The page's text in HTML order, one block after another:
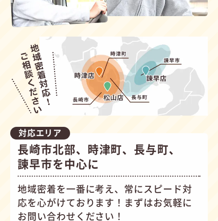
対応エリア
長崎市北部、時津町、長与町、
諫早市を中心に
地域密着を一番に考え、常にスピード対
応を心がけております！まずはお気軽に
お問い合わせください！